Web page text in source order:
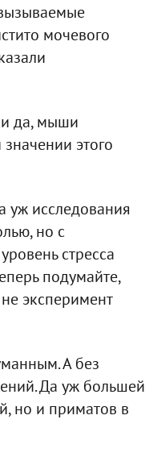
мочевого
да, мыши
этого
уж исследования
но с
стресса
подумайте,
эксперимент
А без
Да уж большей
но и приматов в